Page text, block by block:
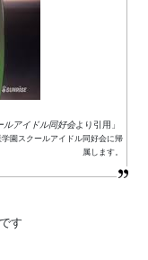
ルアイドル同好会より引用」
園スクールアイドル同好会に帰
属します。
す